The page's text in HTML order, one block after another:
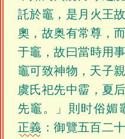
託於竈，是月火王
奧，故奥有常尊，
于竈，故曰當時用
竈可致神物，天子
虞氏祀先中霤，夏
先竈。」則时俗媚
正義 ：御覽五百二